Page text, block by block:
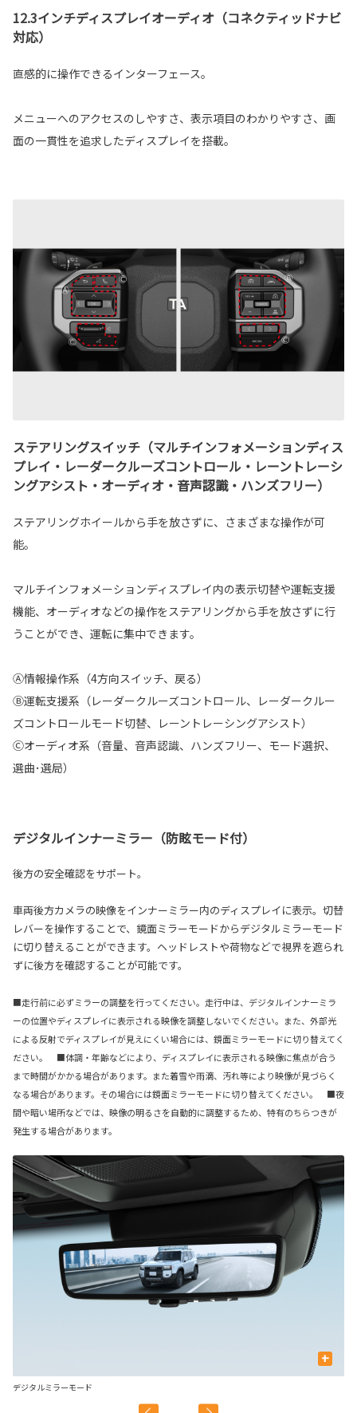
12.3インチディスプレイオーディオ（コネクティッドナビ
対応）
直感的に操作できるインターフェース。
メニューへのアクセスのしやすさ、表示項目のわかりやすさ、画
面の一貫性を追求したディスプレイを搭載。
ステアリングスイッチ（マルチインフォメーションディス
プレイ・レーダークルーズコントロール・レーントレーシ
ングアシスト・オーディオ・音声認識・ハンズフリー）
ステアリングホイールから手を放さずに、さまざまな操作が可
能。
マルチインフォメーションディスプレイ内の表示切替や運転支援
機能、オーディオなどの操作をステアリングから手を放さずに行
うことができ、運転に集中できます。
Ⓐ情報操作系（4方向スイッチ、戻る）
Ⓑ運転支援系（レーダークルーズコントロール、レーダークルー
ズコントロールモード切替、レーントレーシングアシスト）
Ⓒオーディオ系（音量、音声認識、ハンズフリー、モード選択、
選曲･選局）
デジタルインナーミラー（防眩モード付）
後方の安全確認をサポート。
車両後方カメラの映像をインナーミラー内のディスプレイに表示。切替
レバーを操作することで、鏡面ミラーモードからデジタルミラーモード
に切り替えることができます。ヘッドレストや荷物などで視界を遮られ
ずに後方を確認することが可能です。
■走行前に必ずミラーの調整を行ってください。走行中は、デジタルインナーミラ
ーの位置やディスプレイに表示される映像を調整しないでください。また、外部光
による反射でディスプレイが見えにくい場合には、鏡面ミラーモードに切り替えてく
ださい。 ■体調・年齢などにより、ディスプレイに表示される映像に焦点が合う
まで時間がかかる場合があります。また着雪や雨滴、汚れ等により映像が見づらく
なる場合があります。その場合には鏡面ミラーモードに切り替えてください。 ■夜
間や暗い場所などでは、映像の明るさを自動的に調整するため、特有のちらつきが
発生する場合があります。
+
デジタルミラーモード